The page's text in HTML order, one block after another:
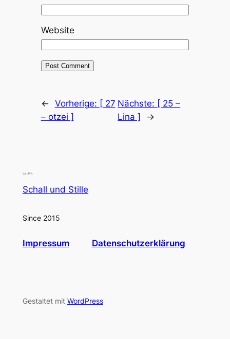
Website
← Vorherige: [ 27
– otzei ]
Nächste: [ 25 –
Lina ]
→
Schall und Stille
Since 2015
Impressum Datenschutzerklärung
Gestaltet mit WordPress